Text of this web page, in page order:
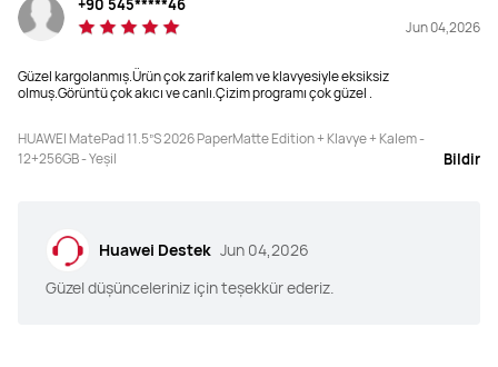
+90 545*****46
Jun 04,2026
Güzel kargolanmış.Ürün çok zarif kalem ve klavyesiyle eksiksiz
olmuş.Görüntü çok akıcı ve canlı.Çizim programı çok güzel .
HUAWEI MatePad 11.5”S 2026 PaperMatte Edition + Klavye + Kalem -
12+256GB - Yeşil
Bildir
Huawei Destek Jun 04,2026
Güzel düşünceleriniz için teşekkür ederiz.